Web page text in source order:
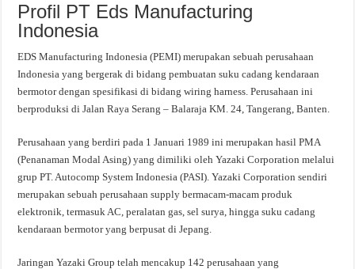
Profil PT Eds Manufacturing
Indonesia
EDS Manufacturing Indonesia (PEMI) merupakan sebuah perusahaan
Indonesia yang bergerak di bidang pembuatan suku cadang kendaraan
bermotor dengan spesifikasi di bidang wiring harness. Perusahaan ini
berproduksi di Jalan Raya Serang – Balaraja KM. 24, Tangerang, Banten.
Perusahaan yang berdiri pada 1 Januari 1989 ini merupakan hasil PMA
(Penanaman Modal Asing) yang dimiliki oleh Yazaki Corporation melalui
grup PT. Autocomp System Indonesia (PASI). Yazaki Corporation sendiri
merupakan sebuah perusahaan supply bermacam-macam produk
elektronik, termasuk AC, peralatan gas, sel surya, hingga suku cadang
kendaraan bermotor yang berpusat di Jepang.
Jaringan Yazaki Group telah mencakup 142 perusahaan yang